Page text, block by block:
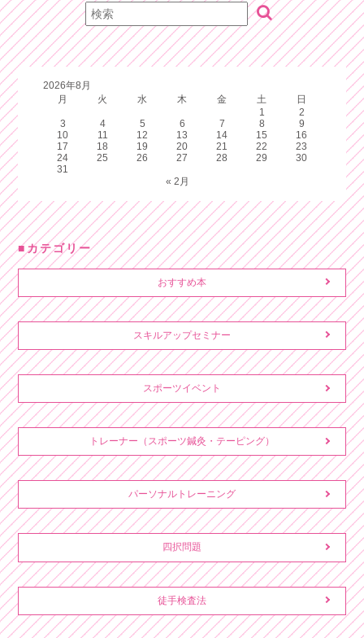
2026年8月
月
火 水 木 金 土
日
1
2
3
4 5 6 7 8
9
10
11 12 13 14 15
16
17
18 19 20 21 22
23
24
25 26 27 28 29
30
31
« 2月
カテゴリー
おすすめ本
スキルアップセミナー
スポーツイベント
トレーナー（スポーツ鍼灸・テーピング）
パーソナルトレーニング
四択問題
徒手検査法